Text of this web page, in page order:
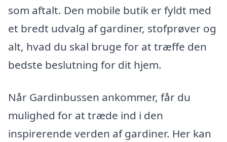
som aftalt. Den mobile butik er fyldt med
et bredt udvalg af gardiner, stofprøver og
alt, hvad du skal bruge for at træffe den
bedste beslutning for dit hjem.
Når Gardinbussen ankommer, får du
mulighed for at træde ind i den
inspirerende verden af gardiner. Her kan